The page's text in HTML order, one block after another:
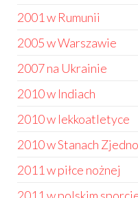
2001 w Rumunii
2005 w Warszawie
2007 na Ukrainie
2010 w Indiach
2010 w lekkoatletyce
2010 w Stanach
2011 w piłce nożnej